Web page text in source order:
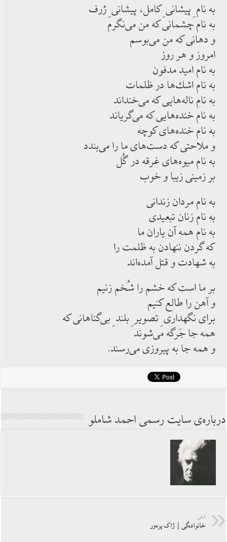
به نام ِ پيشانى ِ كامل، پيشانى ِ ژرف
به نام چشمانى كه من مى‌نگرم
و دهانى كه من مى‌بوسم
امروز و هر روز
به نام اميد مدفون
به نام اشك‌ها در ظلمات
به نام ناله‌هايى كه مى‌خنداند
به نام خنده‌هايى كه مى‌گرياند
به نام خنده‌هاى كوچه
و ملاحتى كه دست‌هاى ما را مى‌بندد
به نام ميوه‌هاى غرقه در گُل
بر زمينى زيبا و خوب
به نام مردان زندانى
به نام زنان تبعيدى
به نام همه آن ياران ما
كه گردن ننهادن به ظلمت را
به شهادت و قتل آمده‌اند
بر ما است كه خشم را شُخم زنيم
و آهن را طالع كنيم
براى نگهدارى ِ تصوير ِ بلند ِ بى‌گناهانى كه
همه جا جَرگه مى‌شوند
و همه جا به پيروزى مى‌رسند.
درباره‌ی سایت رسمی احمد شاملو
قبلی
خانواده‏‌گى | ژاک پره‌ور